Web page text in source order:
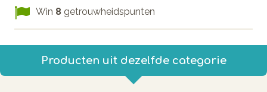
Win 8 getrouwheidspunten
Producten uit dezelfde categorie